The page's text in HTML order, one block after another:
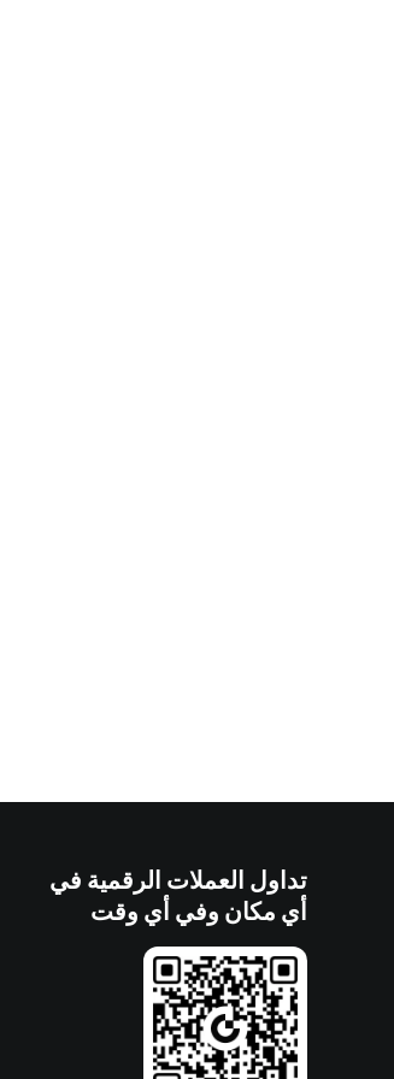
تداول العملات الرقمية في
أي مكان وفي أي وقت